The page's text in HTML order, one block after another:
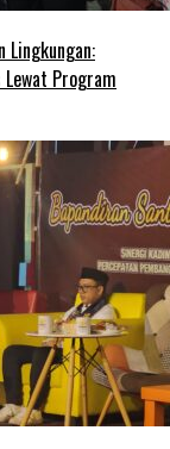
Lingkungan:
Program